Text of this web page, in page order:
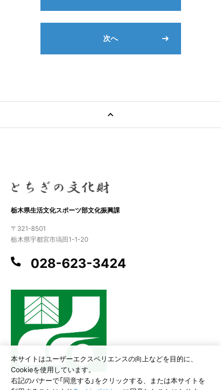
本サイトはユーザーエクスペリエンスの向上などを目的に、
Cookieを使用しています。
右記のバナーで「同意する」をクリックする、または本サイトを
次へ
栃木県生活文化スポーツ部文化振興課
〒321-8501
栃木県宇都宮市塙田1-1-20
028-623-3424